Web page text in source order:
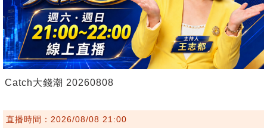
Catch大錢潮 20260808
直播時間：2026/08/08 21:00